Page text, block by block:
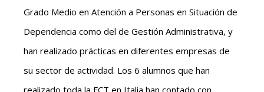
Grado Medio en Atención a Personas en Situación de
Dependencia como del de Gestión Administrativa, y
han realizado prácticas en diferentes empresas de
su sector de actividad. Los 6 alumnos que han
realizado toda la FCT en Italia han contado con